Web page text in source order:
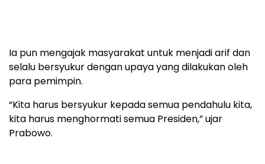
Ia pun mengajak masyarakat untuk menjadi arif dan
selalu bersyukur dengan upaya yang dilakukan oleh
para pemimpin.
“Kita harus bersyukur kepada semua pendahulu kita,
kita harus menghormati semua Presiden,” ujar
Prabowo.